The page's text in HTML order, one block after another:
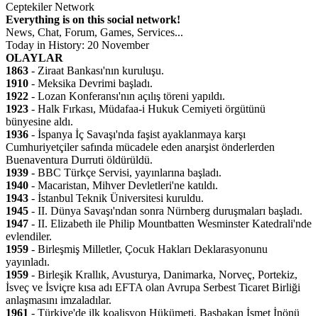
Ceptekiler Network
Everything is on this social network!
News, Chat, Forum, Games, Services...
Today in History: 20 November
OLAYLAR
1863 - Ziraat Bankası'nın kuruluşu.
1910 - Meksika Devrimi başladı.
1922 - Lozan Konferansı'nın açılış töreni yapıldı.
1923 - Halk Fırkası, Müdafaa-i Hukuk Cemiyeti örgütünü
bünyesine aldı.
1936 - İspanya İç Savaşı'nda faşist ayaklanmaya karşı
Cumhuriyetçiler safında mücadele eden anarşist önderlerden
Buenaventura Durruti öldürüldü.
1939 - BBC Türkçe Servisi, yayınlarına başladı.
1940 - Macaristan, Mihver Devletleri'ne katıldı.
1943 - İstanbul Teknik Üniversitesi kuruldu.
1945 - II. Dünya Savaşı'ndan sonra Nürnberg duruşmaları başladı.
1947 - II. Elizabeth ile Philip Mountbatten Wesminster Katedrali'nde
evlendiler.
1959 - Birleşmiş Milletler, Çocuk Hakları Deklarasyonunu
yayınladı.
1959 - Birleşik Krallık, Avusturya, Danimarka, Norveç, Portekiz,
İsveç ve İsviçre kısa adı EFTA olan Avrupa Serbest Ticaret Birliği
anlaşmasını imzaladılar.
1961 - Türkiye'de ilk koalisyon Hükümeti, Başbakan İsmet İnönü